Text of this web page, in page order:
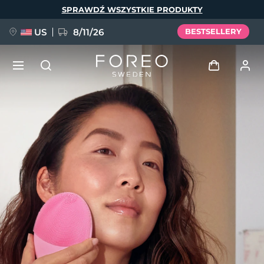
SPRAWDŹ WSZYSTKIE PRODUKTY
US 8/11/26 BESTSELLERY
Profil użytkownika
Moje urządzenia
Moje zamówienia
Moje adresy
Moje subskrypcje
NOWOŚĆ
FAQ™ Pure Beauty-Tech Elixir
BREAKING NEWS
issa™ Teeth Whitening Set
Język
English Deutsch
Español
Français
Italiano
Português
Polski
Svenska
Русский
Türkçe
简体中文 繁體中文